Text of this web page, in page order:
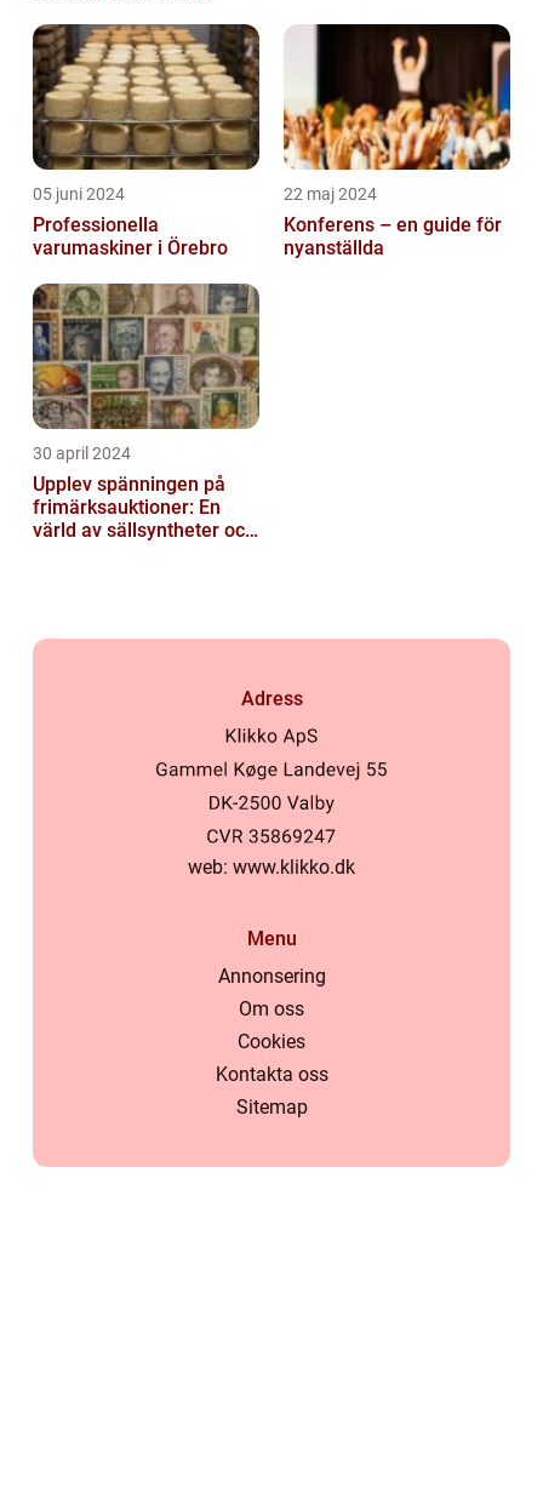
05 juni 2024
Professionella
varumaskiner i Örebro
22 maj 2024
Konferens – en guide för
nyanställda
30 april 2024
Upplev spänningen på
frimärksauktioner: En
värld av sällsyntheter och
Adress
web: www.klikko.dk
Menu
Annonsering
Om oss
Cookies
Kontakta oss
Sitemap